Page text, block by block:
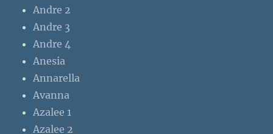
Andre 2
Andre 3
Andre 4
Anesia
Annarella
Avanna
Azalee 1
Azalee 2